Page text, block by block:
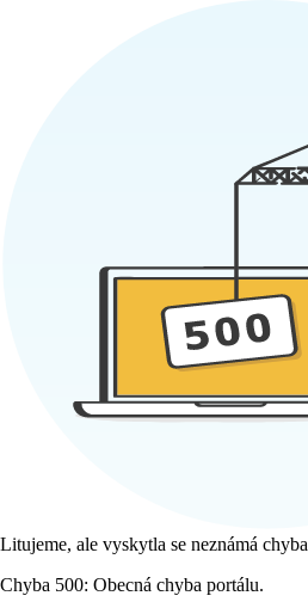
Litujeme, ale vyskytla se neznámá chyba
Chyba 500: Obecná chyba portálu.